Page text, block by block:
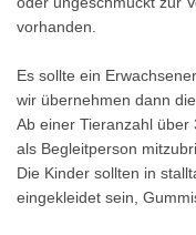
vorhanden.
Es sollte ein
wir übernehmen dann
Ab einer Tieranzahl über
als Begleitperson
Die Kinder sollten in
eingekleidet sein,